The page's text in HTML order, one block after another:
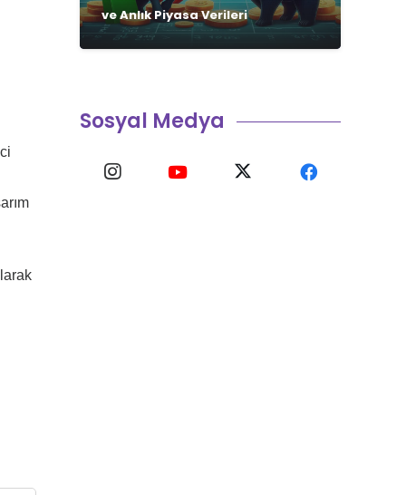
ve Anlık Piyasa Verileri
Sosyal Medya